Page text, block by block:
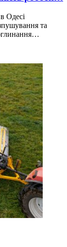
Одесі
та